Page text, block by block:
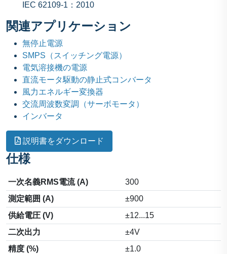
IEC 62109-1：2010
関連アプリケーション
無停止電源
SMPS（スイッチング電源）
電気溶接機の電源
直流モータ駆動の静止式コンバータ
風力エネルギー変換器
交流周波数変調（サーボモータ）
インバータ
説明書をダウンロード
仕様
一次名義RMS電流 (A)
300
測定範囲 (A)
±900
供給電圧 (V)
±12...15
二次出力
±4V
精度 (%)
±1.0